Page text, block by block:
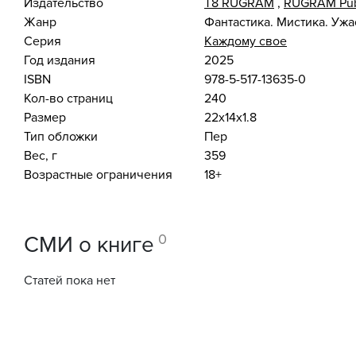
Жанр
Фантастика. Мистика.
Серия
Каждому свое
Год издания
2025
ISBN
978-5-517-13635-0
Кол-во страниц
240
Размер
22x14x1.8
Тип обложки
Пер
Вес, г
359
Возрастные ограничения
18+
СМИ о книге 0
Статей пока нет